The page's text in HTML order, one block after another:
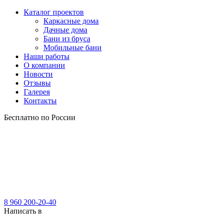
Каталог проектов
Каркасные дома
Дачные дома
Бани из бруса
Мобильные бани
Наши работы
О компании
Новости
Отзывы
Галерея
Контакты
Бесплатно по России
8 960 200-20-40
Написать в